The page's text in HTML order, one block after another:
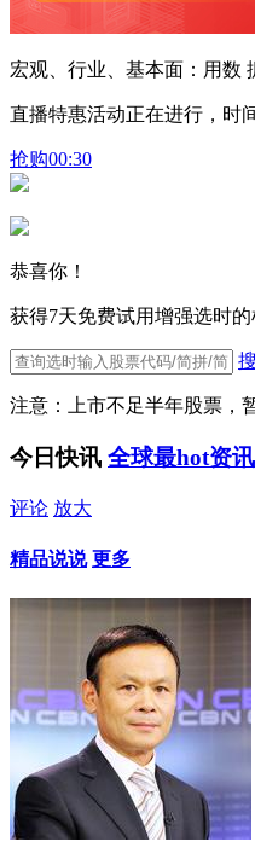
宏观、行业、基本面：用数
直播特惠活动正在进行，时
抢购00:30
恭喜你！
获得7天免费试用增强选时的
注意：上市不足半年股票，
今日快讯 全球最hot资
评论 放大
精品说说 更多